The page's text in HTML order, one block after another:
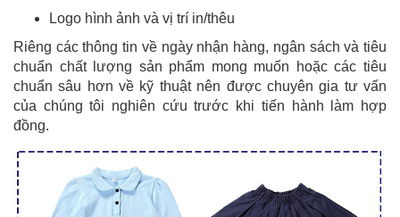
Logo hình ảnh và vị trí in/thêu
Riêng các thông tin về ngày nhận hàng, ngân sách và tiêu
chuẩn chất lượng sản phẩm mong muốn hoặc các tiêu
chuẩn sâu hơn về kỹ thuật nên được chuyên gia tư vấn
của chúng tôi nghiên cứu trước khi tiến hành làm hợp
đồng.